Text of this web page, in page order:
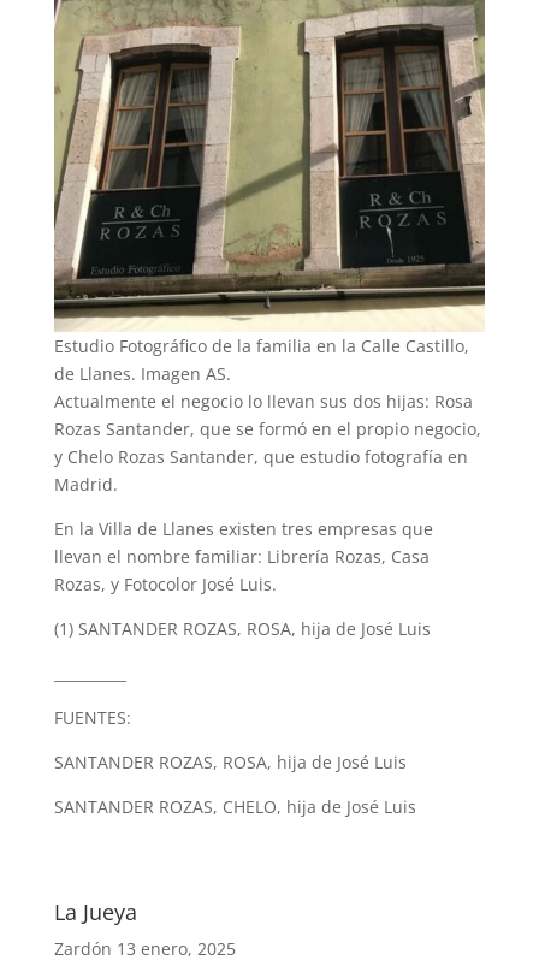
Estudio Fotográfico de la familia en la Calle Castillo,
de Llanes. Imagen AS.
Actualmente el negocio lo llevan sus dos hijas: Rosa
Rozas Santander, que se formó en el propio negocio,
y Chelo Rozas Santander, que estudio fotografía en
Madrid.
En la Villa de Llanes existen tres empresas que
llevan el nombre familiar: Librería Rozas, Casa
Rozas, y Fotocolor José Luis.
(1) SANTANDER ROZAS, ROSA, hija de José Luis
FUENTES:
SANTANDER ROZAS, ROSA, hija de José Luis
SANTANDER ROZAS, CHELO, hija de José Luis
La Jueya
Zardón 13 enero, 2025